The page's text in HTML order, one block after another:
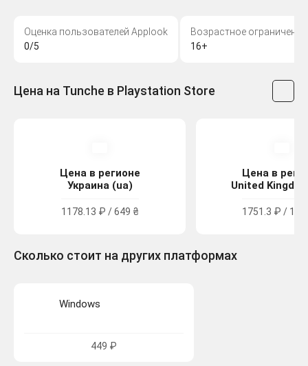
Оценка пользователей Applook
0/5
Возрастное ограничение
16+
Цена на Tunche в Playstation Store
Цена в регионе
Украина (ua)
1178.13 ₽ / 649 ₴
Цена в
United
1751.3 ₽ /
Сколько стоит на других платформах
Windows
449 ₽